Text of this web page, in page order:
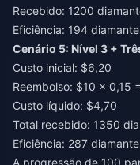
Recebido: 1200
Eficiência: 194
Cenário 5: Nível 3 +
Custo inicial: $6,20
Reembolso: $10 × 0,15
Custo líquido: $4,70
Total recebido: 1350
Eficiência: 287